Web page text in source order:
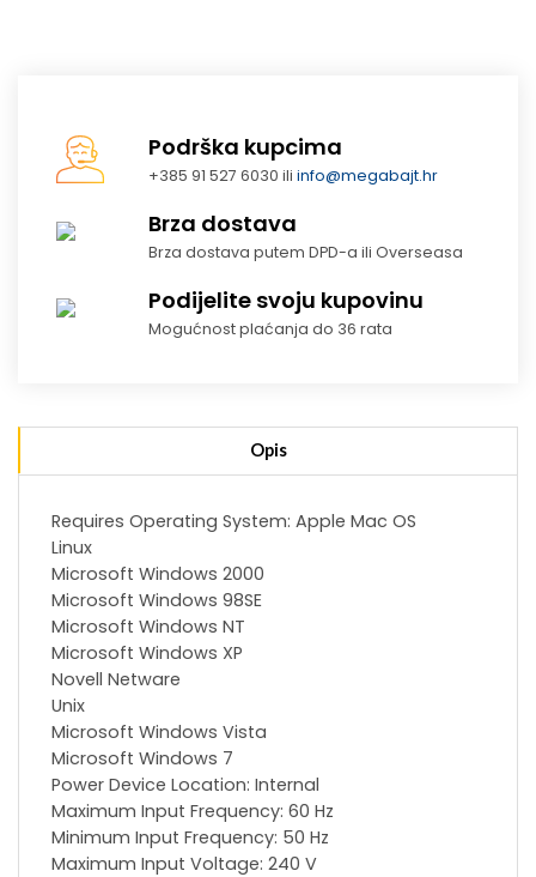
Podrška kupcima
+385 91 527 6030 iliinfo@megabajt.hr
Brza dostava
Brza dostava putem DPD-a ili Overseasa
Podijelite svoju kupovinu
Mogućnost plaćanja do 36 rata
Opis
Requires Operating System: Apple Mac OS
Linux
Microsoft Windows 2000
Microsoft Windows 98SE
Microsoft Windows NT
Microsoft Windows XP
Novell Netware
Unix
Microsoft Windows Vista
Microsoft Windows 7
Power Device Location: Internal
Maximum Input Frequency: 60 Hz
Minimum Input Frequency: 50 Hz
Maximum Input Voltage: 240 V